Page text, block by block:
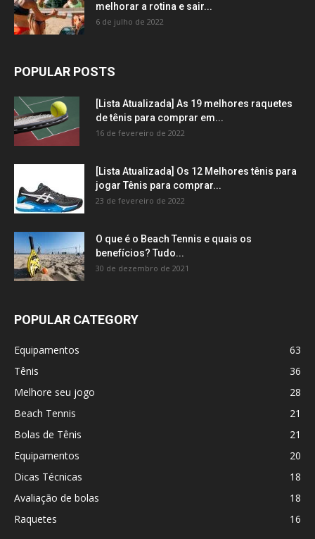
melhorar a rotina e sair...
6 de julho de 2022
POPULAR POSTS
[Lista Atualizada] As 19 melhores raquetes
de tênis para comprar em...
16 de fevereiro de 2022
[Lista Atualizada] Os 12 Melhores tênis para
jogar Tênis para comprar...
23 de fevereiro de 2022
O que é o Beach Tennis e quais os
benefícios? Tudo...
30 de dezembro de 2021
POPULAR CATEGORY
Equipamentos
63
Tênis
36
Melhore seu jogo
28
Beach Tennis
21
Bolas de Tênis
21
Equipamentos
20
Dicas Técnicas
18
Avaliação de bolas
18
Raquetes
16